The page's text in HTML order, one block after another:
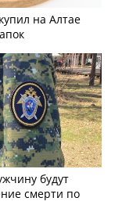
на Алтае
будут
смерти по